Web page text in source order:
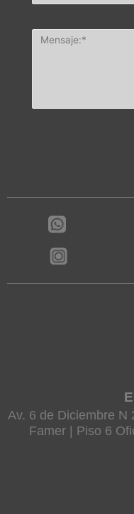
Av. 6 de Diciembre N
Famer | Piso 6